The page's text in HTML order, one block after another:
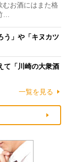
お酒にはまた格
…
う」や「キヌカツ
て「川崎の大衆酒
一覧を見る